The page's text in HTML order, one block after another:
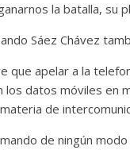
la batalla, su
Sáez Chávez
que apelar a la
los datos móviles en
de
de ningún